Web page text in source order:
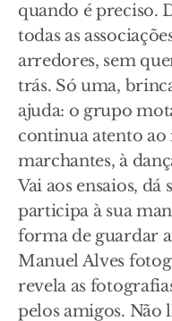
quando é preciso.
todas as
arredores, sem
trás. Só uma,
ajuda: o grupo
continua atento
marchantes, à
Vai aos ensaios, dá
participa à sua
forma de guardar
Manuel Alves
revela as
pelos amigos. Não